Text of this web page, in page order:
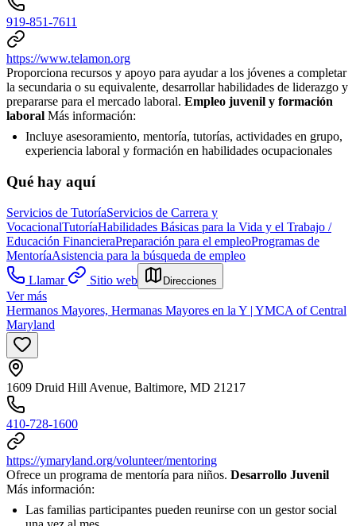
919-851-7611
https://www.telamon.org
Proporciona recursos y apoyo para ayudar a los jóvenes a completar
la secundaria o su equivalente, desarrollar habilidades de liderazgo y
prepararse para el mercado laboral. Empleo juvenil y formación
laboral Más información:
Incluye asesoramiento, mentoría, tutorías, actividades en grupo,
experiencia laboral y formación en habilidades ocupacionales
Qué hay aquí
Servicios de TutoríaServicios de Carrera y
VocacionalTutoríaHabilidades Básicas para la Vida y el Trabajo /
Educación FinancieraPreparación para el empleoProgramas de
MentoríaAsistencia para la búsqueda de empleo
Llamar
Sitio web Direcciones
Ver más
Hermanos Mayores, Hermanas Mayores en la Y | YMCA of Central
Maryland
1609 Druid Hill Avenue, Baltimore, MD 21217
410-728-1600
https://ymaryland.org/volunteer/mentoring
Ofrece un programa de mentoría para niños. Desarrollo Juvenil
Más información:
Las familias participantes pueden reunirse con un gestor social